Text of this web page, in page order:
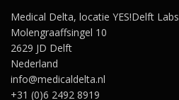
Medical Delta, locatie YES!Delft Labs
Molengraaffsingel 10
2629 JD Delft
Nederland
info@medicaldelta.nl
+31 (0)6 2492 8919